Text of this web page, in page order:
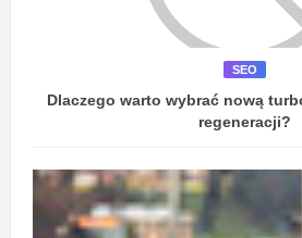
SEO
Dlaczego warto wybrać nową
regeneracji?